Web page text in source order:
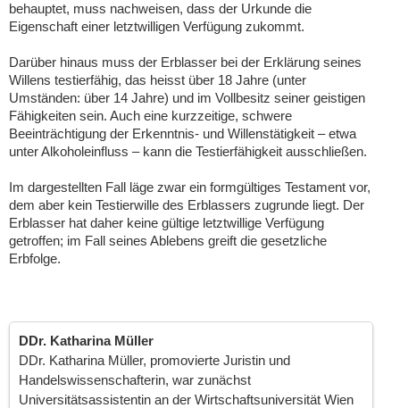
behauptet, muss nachweisen, dass der Urkunde die
Eigenschaft einer letztwilligen Verfügung zukommt.
Darüber hinaus muss der Erblasser bei der Erklärung seines
Willens testierfähig, das heisst über 18 Jahre (unter
Umständen: über 14 Jahre) und im Vollbesitz seiner geistigen
Fähigkeiten sein. Auch eine kurzzeitige, schwere
Beeinträchtigung der Erkenntnis- und Willenstätigkeit – etwa
unter Alkoholeinfluss – kann die Testierfähigkeit ausschließen.
Im dargestellten Fall läge zwar ein formgültiges Testament vor,
dem aber kein Testierwille des Erblassers zugrunde liegt. Der
Erblasser hat daher keine gültige letztwillige Verfügung
getroffen; im Fall seines Ablebens greift die gesetzliche
Erbfolge.
DDr. Katharina Müller
DDr. Katharina Müller, promovierte Juristin und
Handelswissenschafterin, war zunächst
Universitätsassistentin an der Wirtschaftsuniversität Wien